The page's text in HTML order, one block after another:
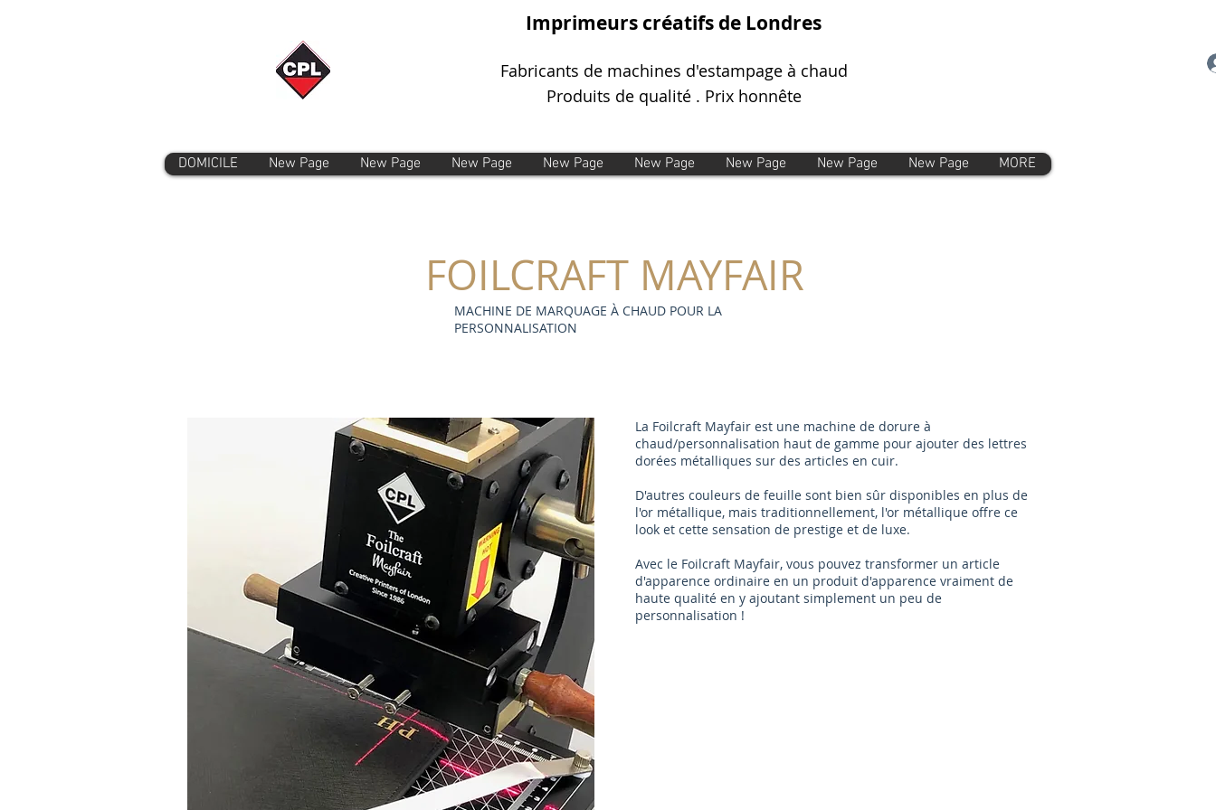
Imprimeurs créatifs de Londres
Fabricants de machines d'estampage à chaud
Produits de qualité . Prix honnête
DOMICILE New Page New Page New Page New Page New Page New Page New Page New Page MORE
FOILCRAFT MAYFAIR
MACHINE DE MARQUAGE À CHAUD POUR LA
PERSONNALISATION
La Foilcraft Mayfair est une machine de dorure à
chaud/personnalisation haut de gamme pour ajouter des lettres
dorées métalliques sur des articles en cuir.
D'autres couleurs de feuille sont bien sûr disponibles en plus de
l'or métallique, mais traditionnellement, l'or métallique offre ce
look et cette sensation de prestige et de luxe.
Avec le Foilcraft Mayfair, vous pouvez transformer un article
d'apparence ordinaire en un produit d'apparence vraiment de
haute qualité en y ajoutant simplement un peu de
personnalisation !